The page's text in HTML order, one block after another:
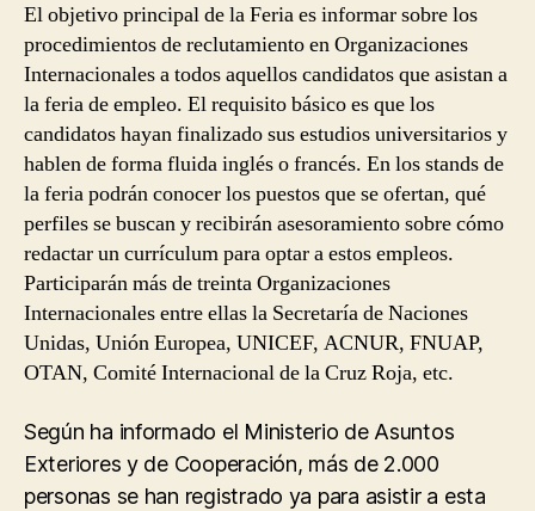
El objetivo principal de la Feria es informar sobre los
procedimientos de reclutamiento en Organizaciones
Internacionales a todos aquellos candidatos que asistan a
la feria de empleo. El requisito básico es que los
candidatos hayan finalizado sus estudios universitarios y
hablen de forma fluida inglés o francés. En los stands de
la feria podrán conocer los puestos que se ofertan, qué
perfiles se buscan y recibirán asesoramiento sobre cómo
redactar un currículum para optar a estos empleos.
Participarán más de treinta Organizaciones
Internacionales entre ellas la Secretaría de Naciones
Unidas, Unión Europea, UNICEF, ACNUR, FNUAP,
OTAN, Comité Internacional de la Cruz Roja, etc.
Según ha informado el Ministerio de Asuntos
Exteriores y de Cooperación, más de 2.000
personas se han registrado ya para asistir a esta